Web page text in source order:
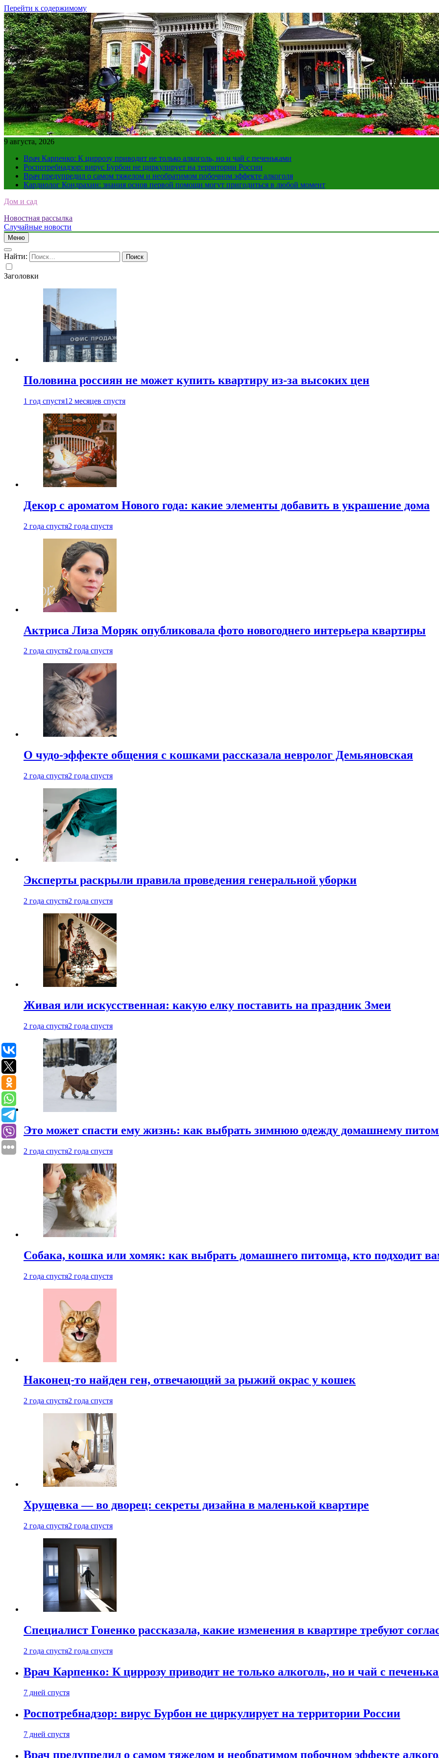
Перейти к содержимому
9 августа, 2026
Врач Карпенко: К циррозу приводит не только алкоголь, но и чай с печеньками
Роспотребнадзор: вирус Бурбон не циркулирует на территории России
Врач предупредил о самом тяжелом и необратимом побочном эффекте алкоголя
Кардиолог Кондрахин: знания основ первой помощи могут пригодиться в любой момент
Дом и сад
Новостная рассылка
Случайные новости
Меню
Найти:
Заголовки
Половина россиян не может купить квартиру из-за высоких цен
1 год спустя12 месяцев спустя
Декор с ароматом Нового года: какие элементы добавить в украшение дома
2 года спустя2 года спустя
Актриса Лиза Моряк опубликовала фото новогоднего интерьера квартиры
2 года спустя2 года спустя
О чудо-эффекте общения с кошками рассказала невролог Демьяновская
2 года спустя2 года спустя
Эксперты раскрыли правила проведения генеральной уборки
2 года спустя2 года спустя
Живая или искусственная: какую елку поставить на праздник Змеи
2 года спустя2 года спустя
Это может спасти ему жизнь: как выбрать зимнюю одежду домашнему
2 года спустя2 года спустя
Собака, кошка или хомяк: как выбрать домашнего питомца, кто подходит
2 года спустя2 года спустя
Наконец-то найден ген, отвечающий за рыжий окрас у кошек
2 года спустя2 года спустя
Хрущевка — во дворец: секреты дизайна в маленькой квартире
2 года спустя2 года спустя
Специалист Гоненко рассказала, какие изменения в квартире требуют
2 года спустя2 года спустя
Врач Карпенко: К циррозу приводит не только алкоголь, но и чай с
7 дней спустя
Роспотребнадзор: вирус Бурбон не циркулирует на территории России
7 дней спустя
Врач предупредил о самом тяжелом и необратимом побочном эффекте